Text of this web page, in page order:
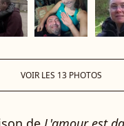
VOIR LES 13 PHOTOS